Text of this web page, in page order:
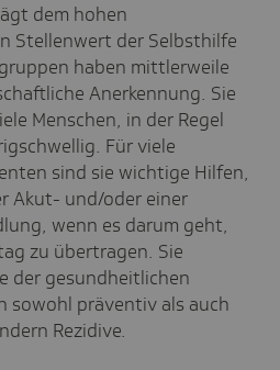
dem hohen
Stellenwert der Selbsthilfe
haben mittlerweile
Anerkennung. Sie
Menschen, in der Regel
Für viele
sind sie wichtige Hilfen,
Akut- und/oder einer
wenn es darum geht,
zu übertragen. Sie
der gesundheitlichen
sowohl präventiv als auch
Rezidive.